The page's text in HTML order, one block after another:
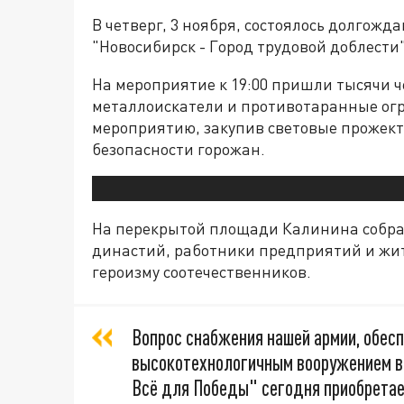
В четверг, 3 ноября, состоялось
"Новосибирск - Город трудовой
На мероприятие к 19:00 пришли тысячи
металлоискатели и противотаранные
мероприятию, закупив световые
безопасности горожан.
На перекрытой площади Калинина
династий, работники предприятий и
героизму соотечественников.
Вопрос снабжения нашей армии,
высокотехнологичным вооружением
Всё для Победы" сегодня